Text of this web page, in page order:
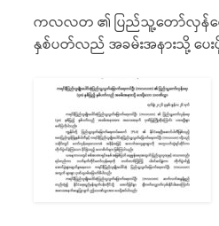
ကလလတ ၏ ပြည်သူ့တော်လှန်ရေ
နှစ်ပတ်လည် အခမ်းအနားသို့ ပ